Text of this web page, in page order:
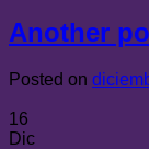
Another
Posted on
16
Dic